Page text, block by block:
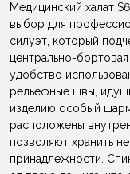
Медицинский халат
выбор для
силуэт, который
центрально-
удобство
рельефные швы,
изделию особый
расположены
позволяют хранить
принадлежности.